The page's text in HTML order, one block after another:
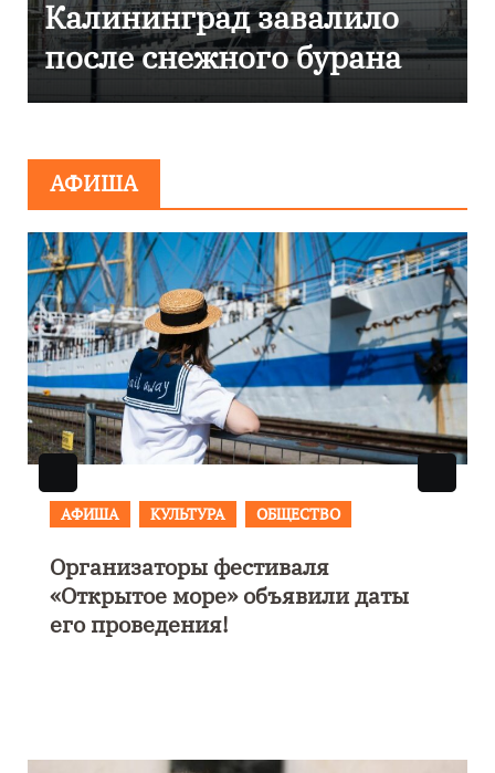
бурана
Калининграде
эвакуировали ТЦ
сообщения о
АФИША
АФИША КУЛЬТУРА ОБЩЕСТВО
Организаторы фестиваля
«Открытое море» объявили даты
его проведения!